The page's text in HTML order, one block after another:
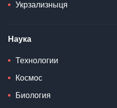
Укрзализныця
Наука
Технологии
Космос
Биология